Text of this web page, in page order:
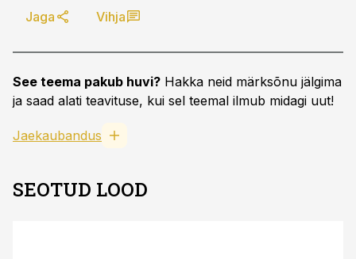
Jaga Vihja
See teema pakub huvi? Hakka neid märksõnu jälgima
ja saad alati teavituse, kui sel teemal ilmub midagi uut!
Jaekaubandus
SEOTUD LOOD